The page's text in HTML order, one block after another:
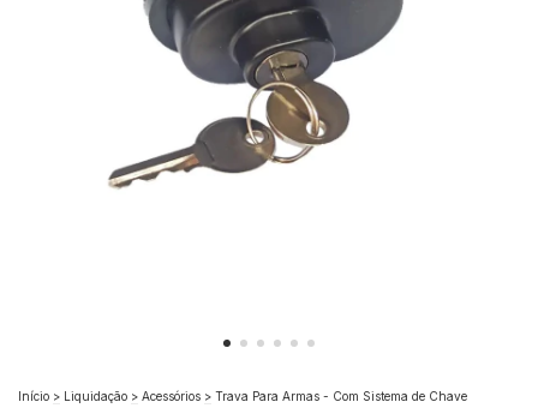
Início > Liquidação > Acessórios > Trava Para Armas - Com Sistema de Chave